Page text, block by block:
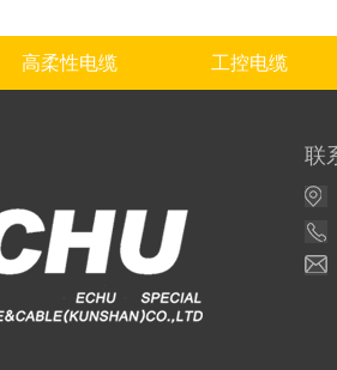
高柔性电缆 工控电缆
联